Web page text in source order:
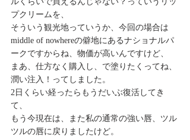
プクリームを、
そういう観光地っていうか、今回の場合は
middle of nowhereの僻地にあるナショナルパ
ークですからね、物価が高いんですけど、
まあ、仕方なく購入し、で塗りたくってね、
潤い注入！ってしました。
2日くらい経ったらもうだいぶ復活してき
て、
もう今現在は、また私の通常の強い唇、ツル
ツルの唇に戻りましたけど。